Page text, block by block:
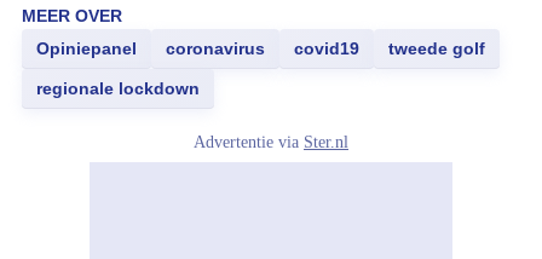
MEER OVER
Opiniepanel
coronavirus covid19 tweede golf
regionale lockdown
Advertentie via Ster.nl